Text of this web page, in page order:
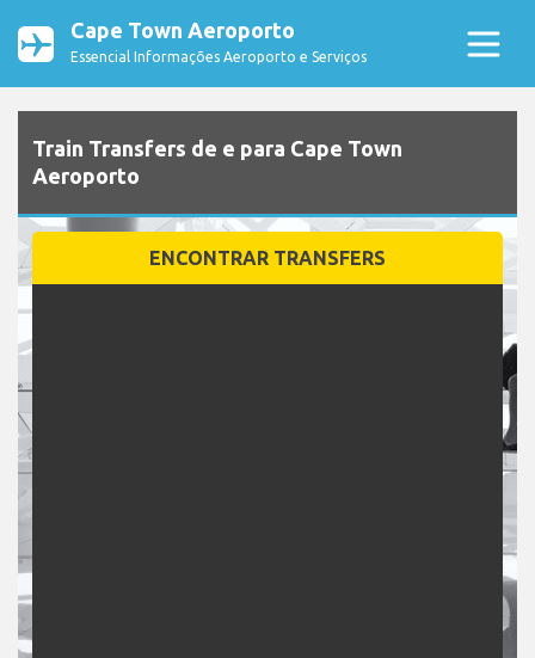
Cape Town Aeroporto
Essencial Informações Aeroporto e Serviços
Train Transfers de e para Cape Town
Aeroporto
ENCONTRAR TRANSFERS